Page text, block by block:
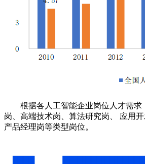
根据各人工智能企业岗位人才需求
岗、高端技术岗、算法研究岗、 应用开
产品经理岗等类型岗位。